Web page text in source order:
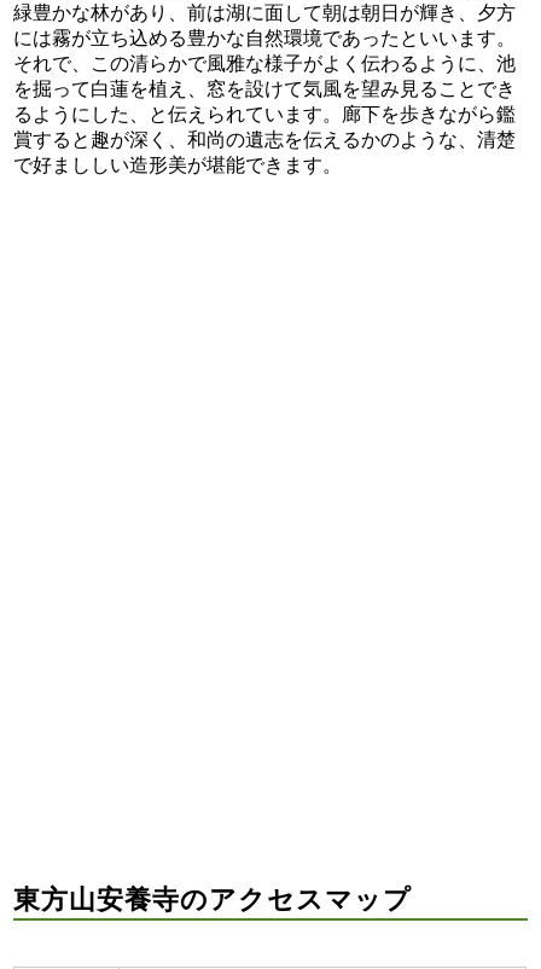
緑豊かな林があり、前は湖に面して朝は朝日が輝き、夕方
には霧が立ち込める豊かな自然環境であったといいます。
それで、この清らかで風雅な様子がよく伝わるように、池
を掘って白蓮を植え、窓を設けて気風を望み見ることでき
るようにした、と伝えられています。廊下を歩きながら鑑
賞すると趣が深く、和尚の遺志を伝えるかのような、清楚
で好まししい造形美が堪能できます。
東方山安養寺のアクセスマップ